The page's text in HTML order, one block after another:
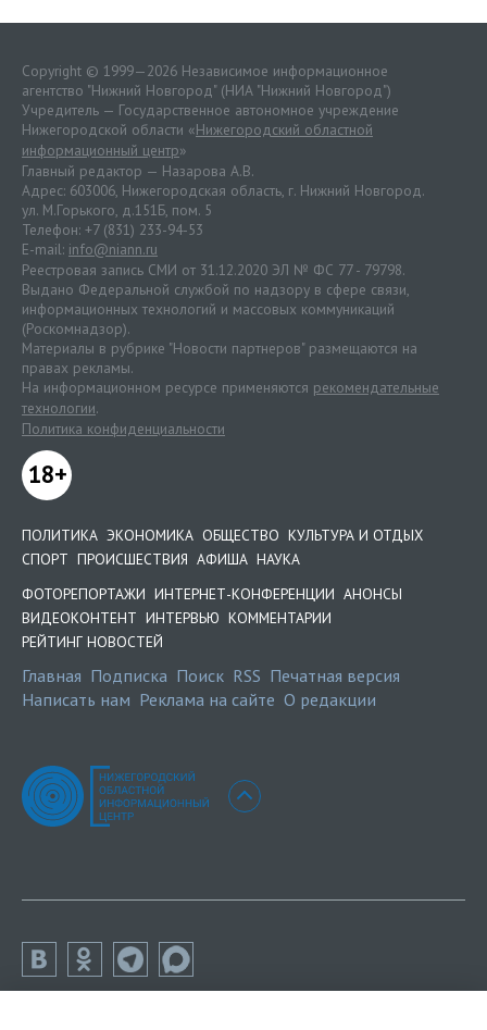
Copyright © 1999—2026 Независимое информационное
агентство "Нижний Новгород" (НИА "Нижний Новгород")
Учредитель — Государственное автономное учреждение
Нижегородской области «Нижегородский областной
информационный центр»
Главный редактор — Назарова А.В.
Адрес: 603006, Нижегородская область, г. Нижний Новгород.
ул. М.Горького, д.151Б, пом. 5
Телефон: +7 (831) 233-94-53
E-mail: info@niann.ru
Реестровая запись СМИ от 31.12.2020 ЭЛ № ФС 77 - 79798.
Выдано Федеральной службой по надзору в сфере связи,
информационных технологий и массовых коммуникаций
(Роскомнадзор).
Материалы в рубрике "Новости партнеров" размещаются на
правах рекламы.
На информационном ресурсе применяются рекомендательные
технологии.
Политика конфиденциальности
18+
ПОЛИТИКА ЭКОНОМИКА ОБЩЕСТВО КУЛЬТУРА И ОТДЫХ
СПОРТ ПРОИСШЕСТВИЯ АФИША НАУКА
ФОТОРЕПОРТАЖИ ИНТЕРНЕТ-КОНФЕРЕНЦИИ АНОНСЫ
ВИДЕОКОНТЕНТ ИНТЕРВЬЮ КОММЕНТАРИИ
РЕЙТИНГ НОВОСТЕЙ
Главная Подписка Поиск RSS Печатная версия
Написать нам Реклама на сайте О редакции